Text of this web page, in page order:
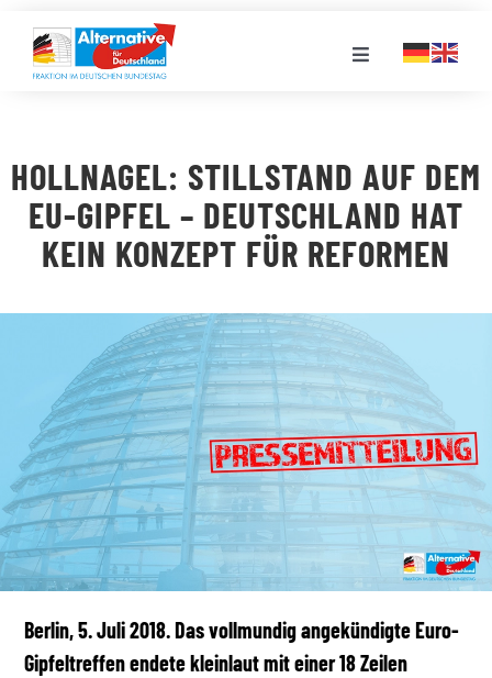
Inhalt
springen
Toggle
LANDESGRUPPEN
VERANSTALTUNGEN
STELLENPORTAL
MEDIATHEK
HOLLNAGEL: STILLSTAND AUF DEM
EU-GIPFEL – DEUTSCHLAND HAT
KEIN KONZEPT FÜR REFORMEN
Berlin, 5. Juli 2018. Das vollmundig angekündigte Euro-
Gipfeltreffen endete kleinlaut mit einer 18 Zeilen